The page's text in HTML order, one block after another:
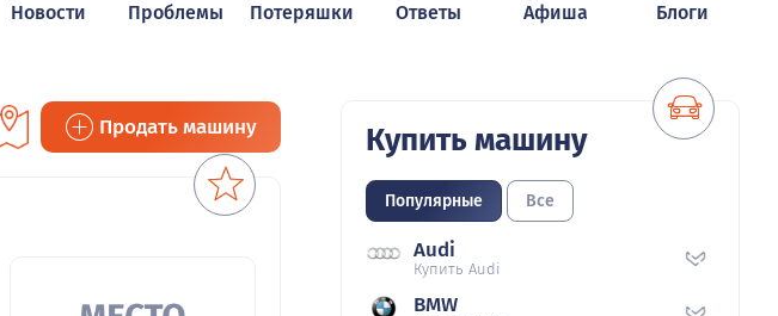
Новости Проблемы Потеряшки Ответы Афиша Блоги
Продать машину Купить машину
Популярные Все
Audi
Купить Audi
BMW